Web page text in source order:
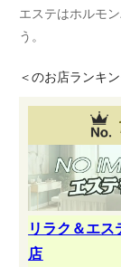
エステはホルモ
う。
＜のお店ランキ
リラク＆エス
店